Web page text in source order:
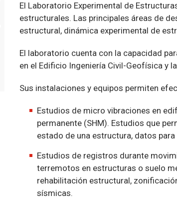
El Laboratorio Experimental de
estructurales. Las principales áreas de
estructural, dinámica experimental de
El laboratorio cuenta con la capacidad
en el Edificio Ingeniería Civil-Geofísica y
Sus instalaciones y equipos permiten
Estudios de micro vibraciones en
permanente (SHM). Estudios que
estado de una estructura, datos
Estudios de registros durante
terremotos en estructuras o suelo
rehabilitación estructural,
sísmicas.